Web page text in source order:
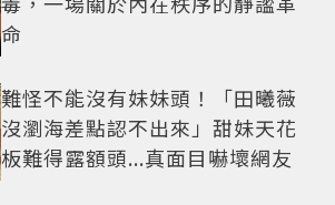
命
難怪不能沒有妹妹頭！「田曦薇
沒瀏海差點認不出來」甜妹天花
板難得露額頭...真面目嚇壞網友